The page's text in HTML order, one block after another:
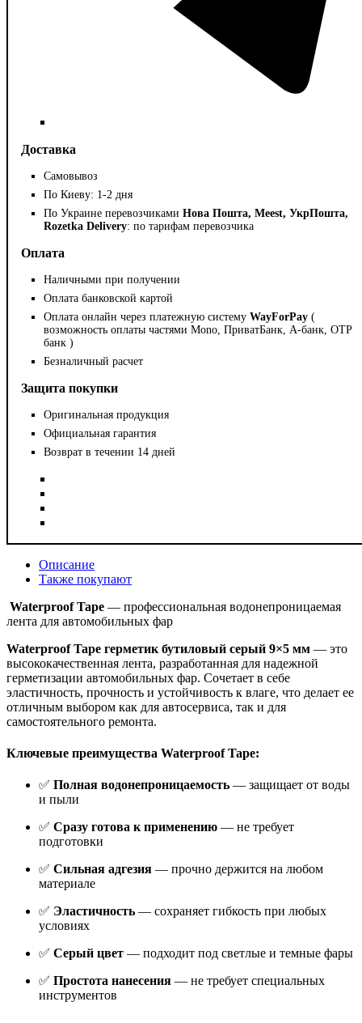
Доставка
Самовывоз
По Киеву: 1-2 дня
По Украине перевозчиками Нова Пошта, Meest, УкрПошта,
Rozetka Delivery: по тарифам перевозчика
Оплата
Наличными при получении
Оплата банковской картой
Оплата онлайн через платежную систему WayForPay (
возможность оплаты частями Mono, ПриватБанк, А-банк, OTP
банк )
Безналичный расчет
Защита покупки
Оригинальная продукция
Официальная гарантия
Возврат в течении 14 дней
Описание
Также покупают
Waterproof Tape — профессиональная водонепроницаемая
лента для автомобильных фар
Waterproof Tape герметик бутиловый серый 9×5 мм — это
высококачественная лента, разработанная для надежной
герметизации автомобильных фар. Сочетает в себе
эластичность, прочность и устойчивость к влаге, что делает ее
отличным выбором как для автосервиса, так и для
самостоятельного ремонта.
Ключевые преимущества Waterproof Tape:
✅ Полная водонепроницаемость — защищает от воды
и пыли
✅ Сразу готова к применению — не требует
подготовки
✅ Сильная адгезия — прочно держится на любом
материале
✅ Эластичность — сохраняет гибкость при любых
условиях
✅ Серый цвет — подходит под светлые и темные фары
✅ Простота нанесения — не требует специальных
инструментов